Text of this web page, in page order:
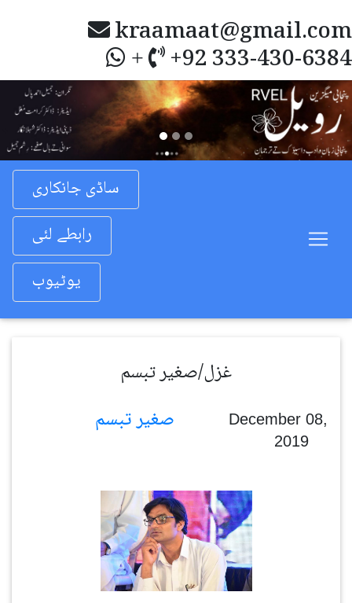
kraamaat@gmail.com
+ +92 333-430-6384
Previous
ساڈی جانکاری
رابطے لئی
یوٹیوب
غزل/صغیر تبسم
December 08,
2019